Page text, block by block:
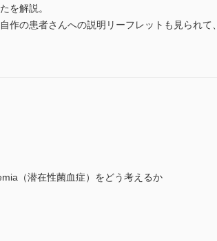
を解説。
作の患者さんへの説明リーフレットも見られ
（潜在性菌血症）をどう考えるか